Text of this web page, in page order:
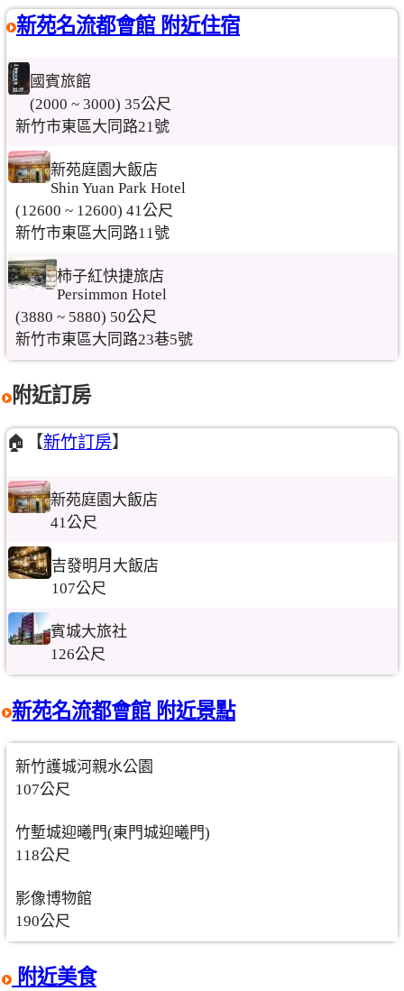
新苑名流都會館 附近住宿
國賓旅館
(2000 ~ 3000) 35公尺
新竹市東區大同路21號
新苑庭園大飯店
Shin Yuan Park Hotel
(12600 ~ 12600) 41公尺
新竹市東區大同路11號
柿子紅快捷旅店
Persimmon Hotel
(3880 ~ 5880) 50公尺
新竹市東區大同路23巷5號
附近訂房
🏠【新竹訂房】
新苑庭園大飯店
41公尺
吉發明月大飯店
107公尺
賓城大旅社
126公尺
新苑名流都會館 附近景點
新竹護城河親水公園
107公尺
竹塹城迎曦門(東門城迎曦門)
118公尺
影像博物館
190公尺
附近美食